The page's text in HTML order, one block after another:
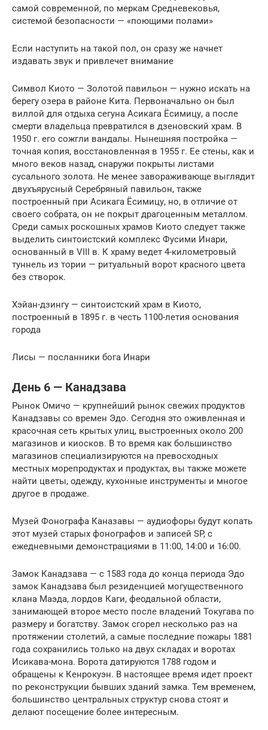
самой современной, по меркам Средневековья,
системой безопасности — «поющими полами»
Если наступить на такой пол, он сразу же начнет
издавать звук и привлечет внимание
Символ Киото — Золотой павильон — нужно искать на
берегу озера в районе Кита. Первоначально он был
виллой для отдыха сегуна Асикага Ёсимицу, а после
смерти владельца превратился в дзеновский храм. В
1950 г. его сожгли вандалы. Нынешняя постройка —
точная копия, восстановленная в 1955 г. Ее стены, как и
много веков назад, снаружи покрыты листами
сусального золота. Не менее завораживающе выглядит
двухъярусный Серебряный павильон, также
построенный при Асикага Ёсимицу, но, в отличие от
своего собрата, он не покрыт драгоценным металлом.
Среди самых роскошных храмов Киото следует также
выделить синтоистский комплекс Фусими Инари,
основанный в VIII в. К храму ведет 4-километровый
туннель из тории — ритуальный ворот красного цвета
без створок.
Хэйан-дзингу — синтоистский храм в Киото,
построенный в 1895 г. в честь 1100-летия основания
города
Лисы — посланники бога Инари
День 6 — Канадзава
Рынок Омичо — крупнейший рынок свежих продуктов
Канадзавы со времен Эдо. Сегодня это оживленная и
красочная сеть крытых улиц, выстроенных около 200
магазинов и киосков. В то время как большинство
магазинов специализируются на превосходных
местных морепродуктах и ​​продуктах, вы также можете
найти цветы, одежду, кухонные инструменты и многое
другое в продаже.
Музей Фонографа Каназавы — аудиофоры будут копать
этот музей старых фонографов и записей SP, с
ежедневными демонстрациями в 11:00, 14:00 и 16:00.
Замок Канадзава — с 1583 года до конца периода Эдо
замок Канадзава был резиденцией могущественного
клана Маэда, лордов Каги, феодальной области,
занимающей второе место после владений Токугава по
размеру и богатству. Замок сгорел несколько раз на
протяжении столетий, а самые последние пожары 1881
года сохранились только на двух складах и воротах
Исикава-мона. Ворота датируются 1788 годом и
обращены к Кенрокуэн. В настоящее время идет проект
по реконструкции бывших зданий замка. Тем временем,
большинство центральных структур снова стоят и
делают посещение более интересным.